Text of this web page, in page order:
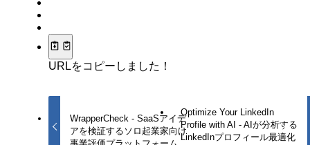
URLをコピーしました！
WrapperCheck - SaaSアイデ
アを検証するソロ起業家向け
Optimize Your LinkedIn
Profile with AI - AIが分析する
LinkedInプロフィール最適化